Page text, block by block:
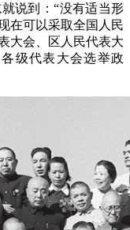
说到：“没有适当形
在可以采取全国人民
大会、区人民代表大
级代表大会选举政